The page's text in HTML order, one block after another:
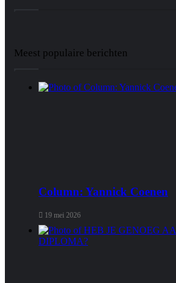
Meest populaire berichten
Column: Yannick Coenen
19 mei 2026